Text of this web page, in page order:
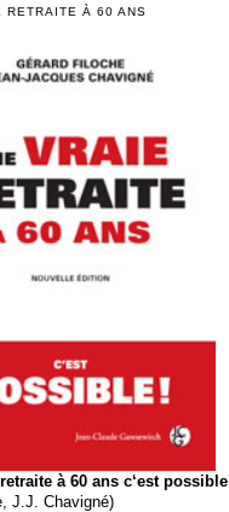
RETRAITE À 60 ANS
à 60 ans c‘est possible
J.J. Chavigné)